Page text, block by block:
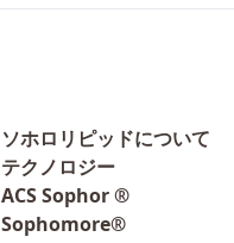
ソホロリピッドについて
テクノロジー
ACS Sophor ®
Sophomore®